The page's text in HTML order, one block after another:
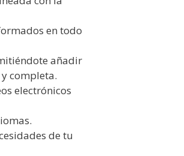
en todo
añadir
y completa.
electrónicos
de tu